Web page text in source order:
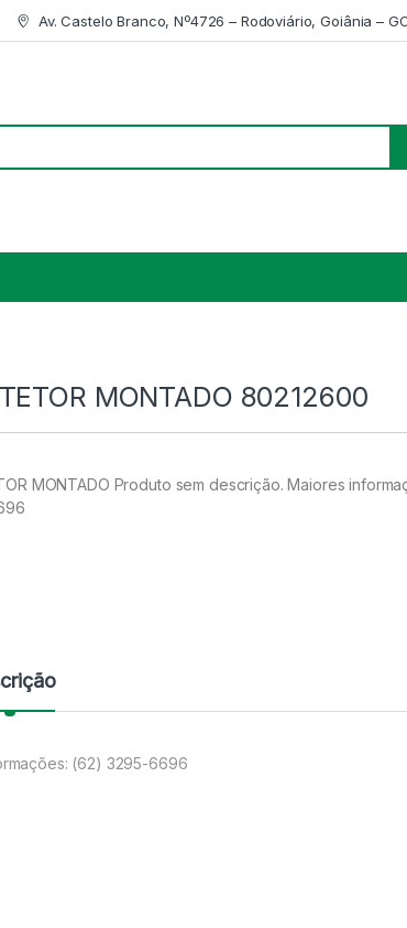
Av. Castelo Branco, Nº4726 – Rodoviário, Goiânia –
MONTADO 80212600
MONTADO Produto sem descrição. Maiores
(62) 3295-6696